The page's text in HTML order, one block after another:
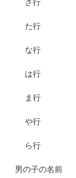
さ行
た行
な行
は行
ま行
や行
ら行
男の子の名前